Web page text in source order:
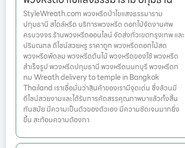
StyleWreath.com พวงหรีดป่าไขแสงธรรมาราม
ปทุมธานี สไตล์หรีด บริการพวงหรีด ดอกไม้จัดงานศพ
ครบวงจร ร้านพวงหรีดออนไลน์ จัดส่งทั่วเขตกรุงเทพ และ
ปริมณฑล ดีไซน์สวยหรู ราคาถูก พวงหรีดดอกไม้สด
พวงหรีดพัดลม พวงหรีดต้นไม้ พวงหรีดของใช้ พวงหรีด
สำเร็จรูป พวงหรีดปทุมธานี พวงหรีดนนทบุรี พวงหรีดก
ทม Wreath delivery to temple in Bangkok
Thailand เราเชื่อมั่นว่าสินค้าของเรามีจุดเด่น ซึ่งล้วนมี
ดีไซน์สวยงามและได้รับการคัดสรรคุณภาพมาแล้วทั้งสิ้น
ทันสมัย มีความเป็นตัวของตัวเอง มีความชัดเจนมากยิ่ง
ขึ้น สะท้อนความต้องกา